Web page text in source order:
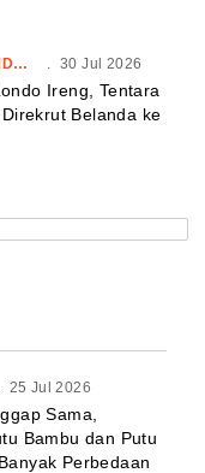
INSPIRASI INDONESIA 30 Jul 2026
Ireng, Tentara
Belanda ke
25 Jul 2026
Sama,
Bambu dan Putu
Perbedaan